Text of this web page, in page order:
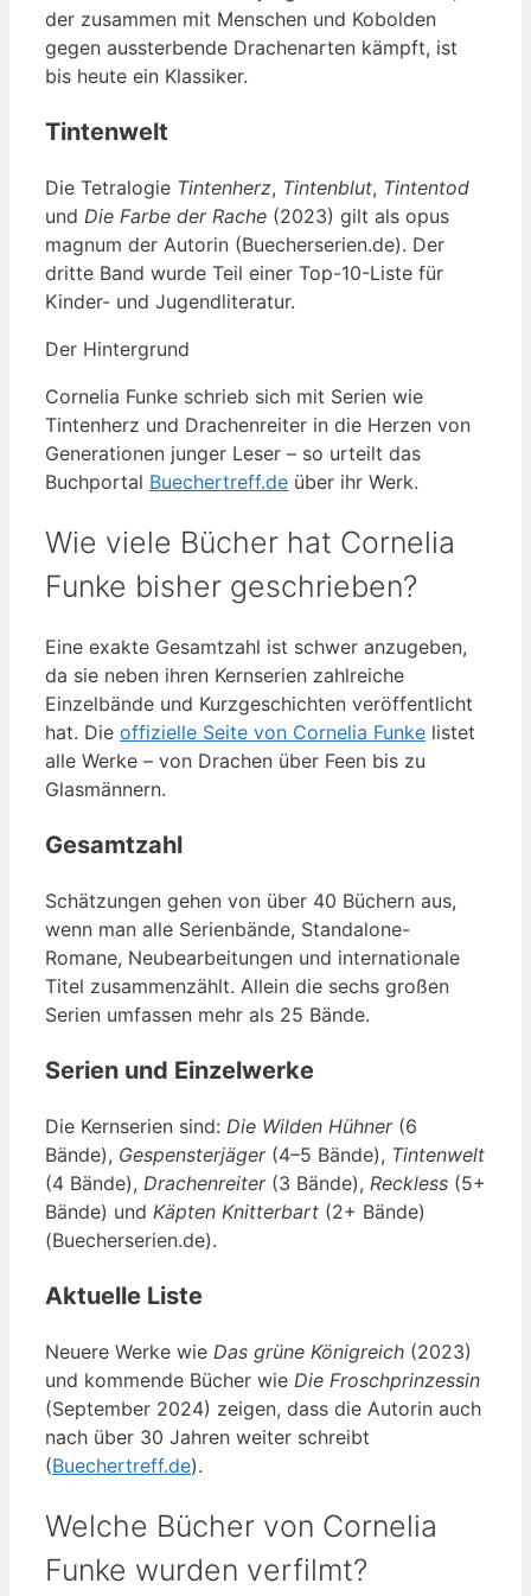
der zusammen mit Menschen und Kobolden
gegen aussterbende Drachenarten kämpft, ist
bis heute ein Klassiker.
Tintenwelt
Die Tetralogie Tintenherz, Tintenblut, Tintentod
und Die Farbe der Rache (2023) gilt als opus
magnum der Autorin (Buecherserien.de). Der
dritte Band wurde Teil einer Top-10-Liste für
Kinder- und Jugendliteratur.
Der Hintergrund
Cornelia Funke schrieb sich mit Serien wie
Tintenherz und Drachenreiter in die Herzen von
Generationen junger Leser – so urteilt das
Buchportal Buechertreff.de über ihr Werk.
Wie viele Bücher hat Cornelia
Funke bisher geschrieben?
Eine exakte Gesamtzahl ist schwer anzugeben,
da sie neben ihren Kernserien zahlreiche
Einzelbände und Kurzgeschichten veröffentlicht
hat. Die offizielle Seite von Cornelia Funke listet
alle Werke – von Drachen über Feen bis zu
Glasmännern.
Gesamtzahl
Schätzungen gehen von über 40 Büchern aus,
wenn man alle Serienbände, Standalone-
Romane, Neubearbeitungen und internationale
Titel zusammenzählt. Allein die sechs großen
Serien umfassen mehr als 25 Bände.
Serien und Einzelwerke
Die Kernserien sind: Die Wilden Hühner(6
Bände), Gespensterjäger(4–5 Bände), Tintenwelt
(4 Bände), Drachenreiter(3 Bände), Reckless (5+
Bände) und Käpten Knitterbart (2+ Bände)
(Buecherserien.de).
Aktuelle Liste
Neuere Werke wie Das grüne Königreich (2023)
und kommende Bücher wie Die Froschprinzessin
(September 2024) zeigen, dass die Autorin auch
nach über 30 Jahren weiter schreibt
(Buechertreff.de).
Welche Bücher von Cornelia
Funke wurden verfilmt?